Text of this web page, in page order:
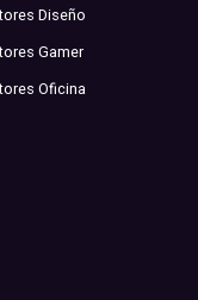
Diseño
Gamer
Oficina